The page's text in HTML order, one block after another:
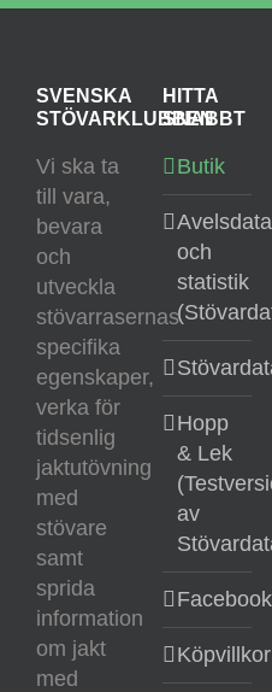
SVENSKA
STÖVARKLUBBEN
Vi ska ta
till vara,
bevara
och
utveckla
stövarrasernas
specifika
egenskaper,
verka för
tidsenlig
jaktutövning
med
stövare
samt
sprida
information
om jakt
med
HITTA
SNABBT
Butik
Avelsdata
och
statistik
Hopp
& Lek
av
Facebook
Köpvillkor